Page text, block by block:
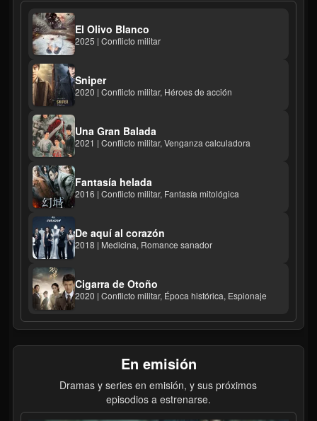
El Olivo Blanco
2025 | Conflicto militar
Sniper
2020 | Conflicto militar, Héroes de acción
Una Gran Balada
2021 | Conflicto militar, Venganza calculadora
Fantasía helada
2016 | Conflicto militar, Fantasía mitológica
De aquí al corazón
2018 | Medicina, Romance sanador
Cigarra de Otoño
2020 | Conflicto militar, Época histórica, Espionaje
En emisión
Dramas y series en emisión, y sus próximos
episodios a estrenarse.